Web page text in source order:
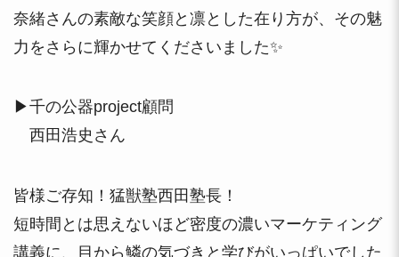
奈緒さんの素敵な笑顔と凛とした在り方が、その魅
力をさらに輝かせてくださいました✨
▶千の公器project顧問
西田浩史さん
皆様ご存知！猛獣塾西田塾長！
短時間とは思えないほど密度の濃いマーケティング
講義に、目から鱗の気づきと学びがいっぱいでした